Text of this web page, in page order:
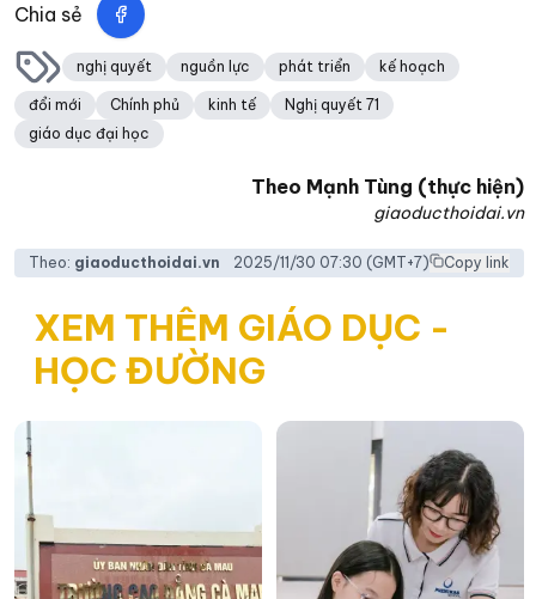
Chia sẻ
nghị quyết nguồn lực phát triển kế hoạch
đổi mới Chính phủ kinh tế
Nghị quyết 71
giáo dục đại học
Theo Mạnh Tùng (thực hiện)
giaoducthoidai.vn
Theo: giaoducthoidai.vn 2025/11/30 07:30 (GMT+7) Copy link
XEM THÊM GIÁO DỤC -
HỌC ĐƯỜNG